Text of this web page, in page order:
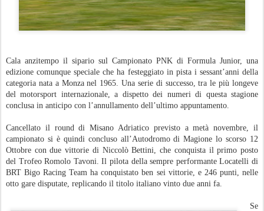
Cala anzitempo il sipario sul Campionato PNK di Formula Junior, una
edizione comunque speciale che ha festeggiato in pista i sessant’anni della
categoria nata a Monza nel 1965. Una serie di successo, tra le più longeve
del motorsport internazionale, a dispetto dei numeri di questa stagione
conclusa in anticipo con l’annullamento dell’ultimo appuntamento.
Cancellato il round di Misano Adriatico previsto a metà novembre, il
campionato si è quindi concluso all’Autodromo di Magione lo scorso 12
Ottobre con due vittorie di Niccolò Bettini, che conquista il primo posto
del Trofeo Romolo Tavoni. Il pilota della sempre performante Locatelli di
BRT Bigo Racing Team ha conquistato ben sei vittorie, e 246 punti, nelle
otto gare disputate, replicando il titolo italiano vinto due anni fa.
Se